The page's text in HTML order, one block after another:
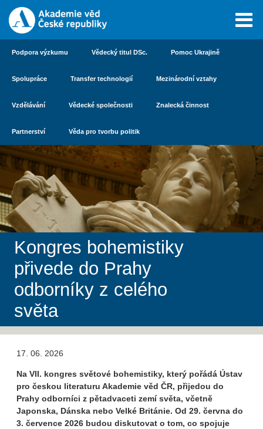
Podpora výzkumu Vědecký titul DSc. Pomoc Ukrajině
Spolupráce Transfer technologií Mezinárodní vztahy
Vzdělávání Vědecké společnosti Znalecká činnost
Partnerství Věda pro tvorbu politik
Kongres bohemistiky
přivede do Prahy
odborníky z celého
světa
17. 06. 2026
Na VII. kongres světové bohemistiky, který pořádá Ústav
pro českou literaturu Akademie věd ČR, přijedou do
Prahy odborníci z pětadvaceti zemí světa, včetně
Japonska, Dánska nebo Velké Británie. Od 29. června do
3. července 2026 budou diskutovat o tom, co spojuje